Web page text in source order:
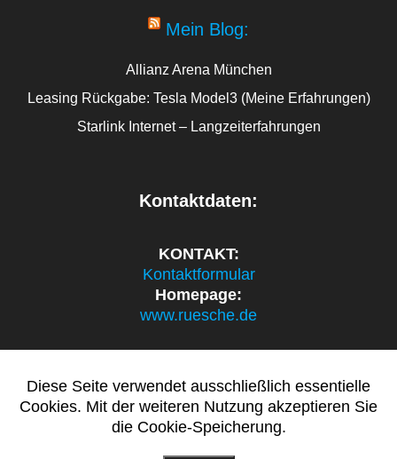
Mein Blog:
Allianz Arena München
Leasing Rückgabe: Tesla Model3 (Meine Erfahrungen)
Starlink Internet – Langzeiterfahrungen
Kontaktdaten:
KONTAKT:
Kontaktformular
Homepage:
www.ruesche.de
politik.ruesche.de
Diese Seite verwendet ausschließlich essentielle
Cookies. Mit der weiteren Nutzung akzeptieren Sie
die Cookie-Speicherung.